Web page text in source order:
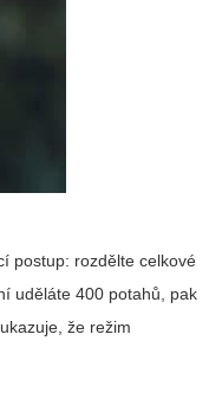
postup: rozdělte celkové
uděláte 400 potahů, pak
že režim